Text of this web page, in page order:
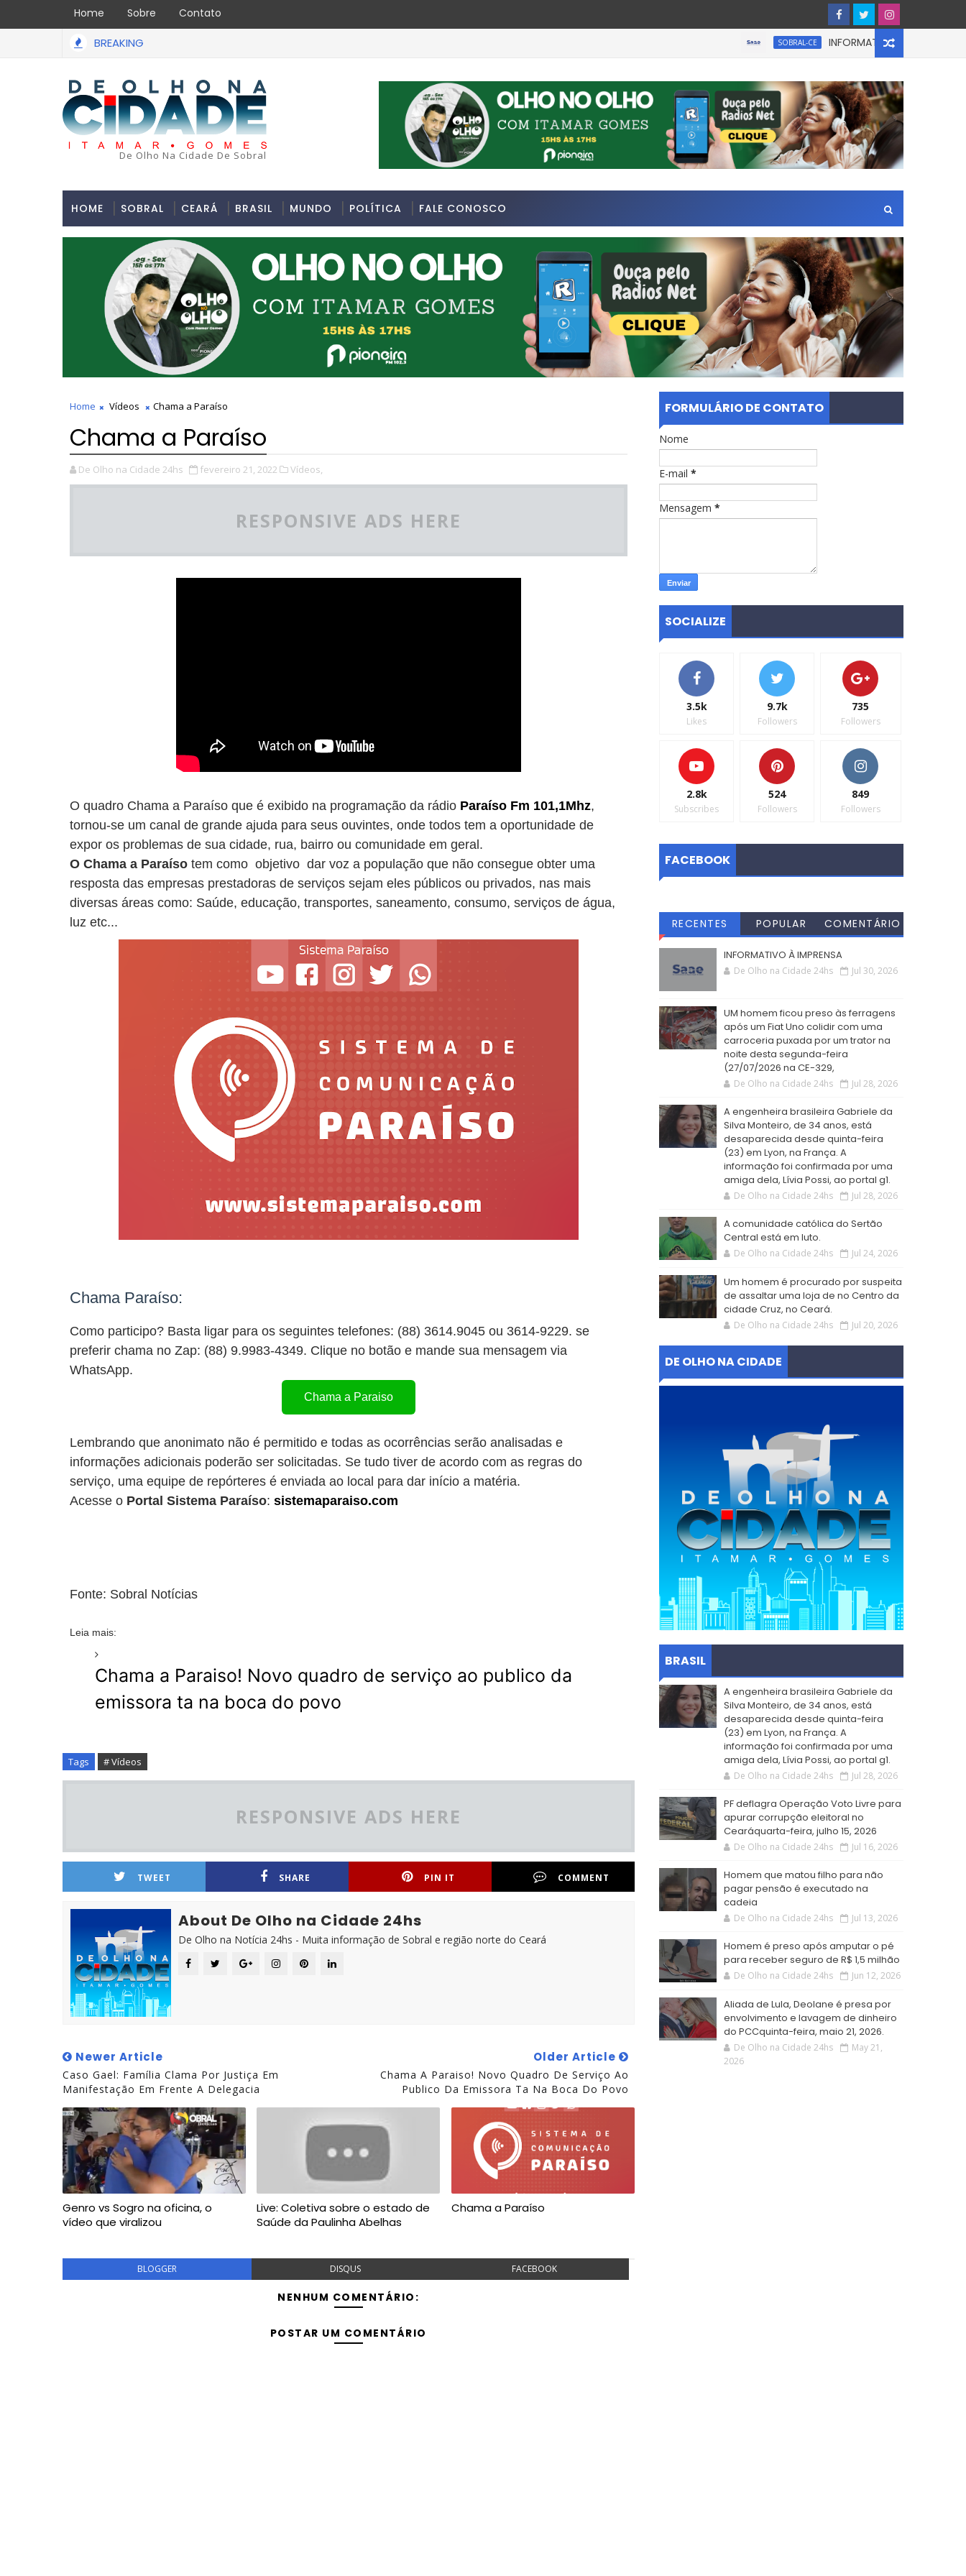
Home Sobre Contato
BREAKING SOBRAL-CE INFORMATIVO À IMPRENSA
De Olho Na Cidade De Sobral
HOME SOBRAL CEARÁ BRASIL MUNDO POLÍTICA FALE CONOSCO
Home Vídeos Chama a Paraíso
Chama a Paraíso
De Olho na Cidade 24hs fevereiro 21, 2022 Vídeos,
RESPONSIVE ADS HERE
O quadro Chama a Paraíso que é exibido na programação da rádio Paraíso Fm 101,1Mhz,
tornou-se um canal de grande ajuda para seus ouvintes, onde todos tem a oportunidade de
expor os problemas de sua cidade, rua, bairro ou comunidade em geral.
O Chama a Paraíso tem como objetivo dar voz a população que não consegue obter uma
resposta das empresas prestadoras de serviços sejam eles públicos ou privados, nas mais
diversas áreas como: Saúde, educação, transportes, saneamento, consumo, serviços de água,
luz etc...
Chama Paraíso:
Como participo? Basta ligar para os seguintes telefones: (88) 3614.9045 ou 3614-9229. se
preferir chama no Zap: (88) 9.9983-4349. Clique no botão e mande sua mensagem via
WhatsApp.
Chama a Paraiso
Lembrando que anonimato não é permitido e todas as ocorrências serão analisadas e
informações adicionais poderão ser solicitadas. Se tudo tiver de acordo com as regras do
serviço, uma equipe de repórteres é enviada ao local para dar início a matéria.
Acesse o Portal Sistema Paraíso: sistemaparaiso.com
Fonte: Sobral Notícias
Leia mais:
Chama a Paraiso! Novo quadro de serviço ao publico da
emissora ta na boca do povo
Tags # Vídeos
RESPONSIVE ADS HERE
TWEET SHARE PIN IT COMMENT
About De Olho na Cidade 24hs
De Olho na Notícia 24hs - Muita informação de Sobral e região norte do Ceará
Newer Article
Caso Gael: Família Clama Por Justiça Em
Manifestação Em Frente A Delegacia
Older Article
Chama A Paraiso! Novo Quadro De Serviço Ao
Publico Da Emissora Ta Na Boca Do Povo
Genro vs Sogro na oficina, o
vídeo que viralizou
Live: Coletiva sobre o estado de
Saúde da Paulinha Abelhas
Chama a Paraíso
BLOGGER DISQUS FACEBOOK
NENHUM COMENTÁRIO:
POSTAR UM COMENTÁRIO
FORMULÁRIO DE CONTATO
Nome
E-mail *
Mensagem *
SOCIALIZE
3.5k
Likes
9.7k
Followers
735
Followers
2.8k
Subscribes
524
Followers
849
Followers
FACEBOOK
RECENTES POPULAR
COMENTÁRIO
INFORMATIVO À IMPRENSA
De Olho na Cidade 24hs Jul 30, 2026
UM homem ficou preso às ferragens
após um Fiat Uno colidir com uma
carroceria puxada por um trator na
noite desta segunda-feira
(27/07/2026 na CE-329,
De Olho na Cidade 24hs Jul 28, 2026
A engenheira brasileira Gabriele da
Silva Monteiro, de 34 anos, está
desaparecida desde quinta-feira
(23) em Lyon, na França. A
informação foi confirmada por uma
amiga dela, Lívia Possi, ao portal g1.
De Olho na Cidade 24hs Jul 28, 2026
A comunidade católica do Sertão
Central está em luto.
De Olho na Cidade 24hs Jul 24, 2026
Um homem é procurado por suspeita
de assaltar uma loja de no Centro da
cidade Cruz, no Ceará.
De Olho na Cidade 24hs Jul 20, 2026
DE OLHO NA CIDADE
BRASIL
A engenheira brasileira Gabriele da
Silva Monteiro, de 34 anos, está
desaparecida desde quinta-feira
(23) em Lyon, na França. A
informação foi confirmada por uma
amiga dela, Lívia Possi, ao portal g1.
De Olho na Cidade 24hs Jul 28, 2026
PF deflagra Operação Voto Livre para
apurar corrupção eleitoral no
Cearáquarta-feira, julho 15, 2026
De Olho na Cidade 24hs Jul 16, 2026
Homem que matou filho para não
pagar pensão é executado na
cadeia
De Olho na Cidade 24hs Jul 13, 2026
Homem é preso após amputar o pé
para receber seguro de R$ 1,5 milhão
De Olho na Cidade 24hs Jun 12, 2026
Aliada de Lula, Deolane é presa por
envolvimento e lavagem de dinheiro
do PCCquinta-feira, maio 21, 2026.
De Olho na Cidade 24hs
May 21,
2026